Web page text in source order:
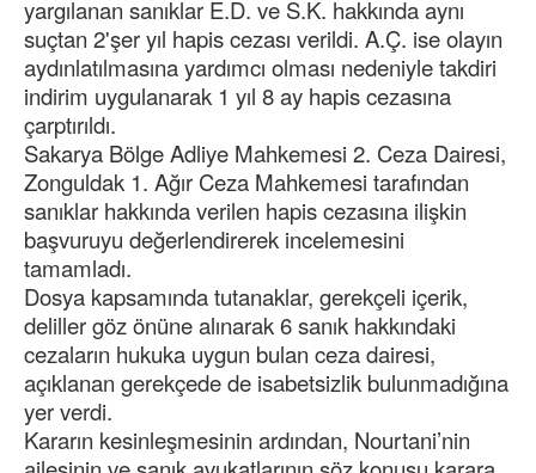
yargılanan sanıklar E.D. ve S.K. hakkında aynı
suçtan 2'şer yıl hapis cezası verildi. A.Ç. ise olayın
aydınlatılmasına yardımcı olması nedeniyle takdiri
indirim uygulanarak 1 yıl 8 ay hapis cezasına
çarptırıldı.
Sakarya Bölge Adliye Mahkemesi 2. Ceza Dairesi,
Zonguldak 1. Ağır Ceza Mahkemesi tarafından
sanıklar hakkında verilen hapis cezasına ilişkin
başvuruyu değerlendirerek incelemesini
tamamladı.
Dosya kapsamında tutanaklar, gerekçeli içerik,
deliller göz önüne alınarak 6 sanık hakkındaki
cezaların hukuka uygun bulan ceza dairesi,
açıklanan gerekçede de isabetsizlik bulunmadığına
yer verdi.
Kararın kesinleşmesinin ardından, Nourtani’nin